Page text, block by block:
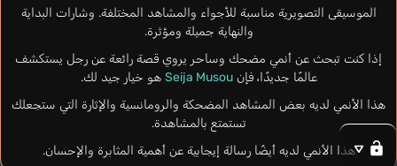
الموسيقى التصويرية مناسبة للأجواء والمشاهد المختلفة. وشارات البداية
والنهاية جميلة ومؤثرة.
إذا كنت تبحث عن أنمي مضحك وساحر يروي قصة رائعة عن رجل يستكشف
عالمًا جديدًا، فإنSeija Musou هو خيار جيد لك.
هذا الأنمي لديه بعض المشاهد المضحكة والرومانسية والإثارة التي ستجعلك
تستمتع بالمشاهدة.
هذا الأنمي لديه أيضًا رسالة إيجابية عن أهمية المثابرة والإحسان.